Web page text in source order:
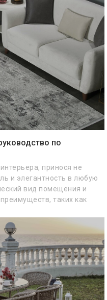
по
принося не
и элегантность в любую
вид помещения и
таких как
уход и чистка ковров
подробном руководстве,
важность ухода за
советы по их чистке.